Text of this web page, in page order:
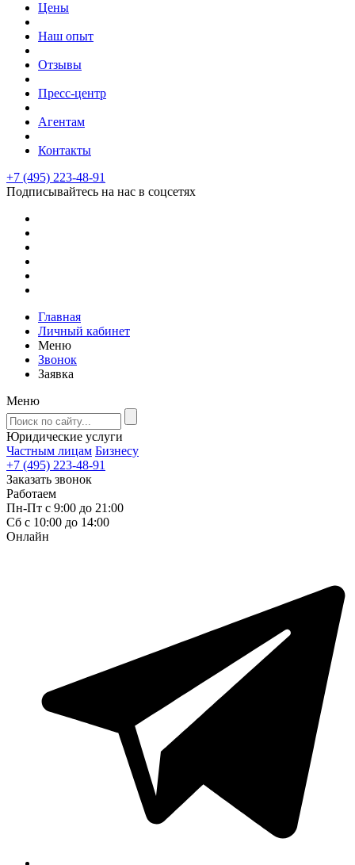
Цены
Наш опыт
Отзывы
Пресс-центр
Агентам
Контакты
+7 (495) 223-48-91
Подписывайтесь на нас в соцсетях
Главная
Личный кабинет
Меню
Звонок
Заявка
Меню
Юридические услуги
Частным лицам Бизнесу
+7 (495) 223-48-91
Заказать звонок
Работаем
Пн-Пт с 9:00 до 21:00
Сб с 10:00 до 14:00
Онлайн